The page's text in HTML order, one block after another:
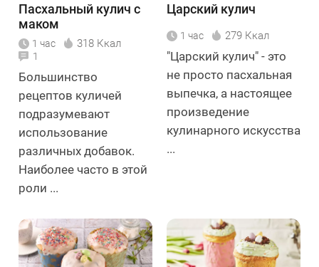
Пасхальный кулич с
маком
1 час 318 Ккал
1
Большинство
рецептов куличей
подразумевают
использование
различных добавок.
Наиболее часто в этой
роли ...
Царский кулич
1 час 279 Ккал
"Царский кулич" - это
не просто пасхальная
выпечка, а настоящее
произведение
кулинарного искусства
...